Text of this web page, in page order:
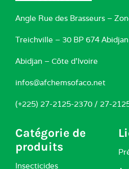
Angle Rue des Brasseurs –
Treichville – 30 BP 674
Abidjan – Côte d’Ivoire
infos@afchemsofaco.net
(+225) 27-2125-2370 / 27-
Catégorie de
produits
Insecticides